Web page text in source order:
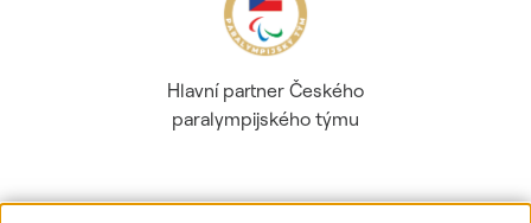
Hlavní partner Českého
paralympijského týmu